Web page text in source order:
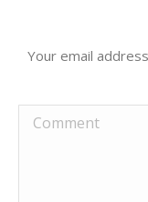
Your email
Comment